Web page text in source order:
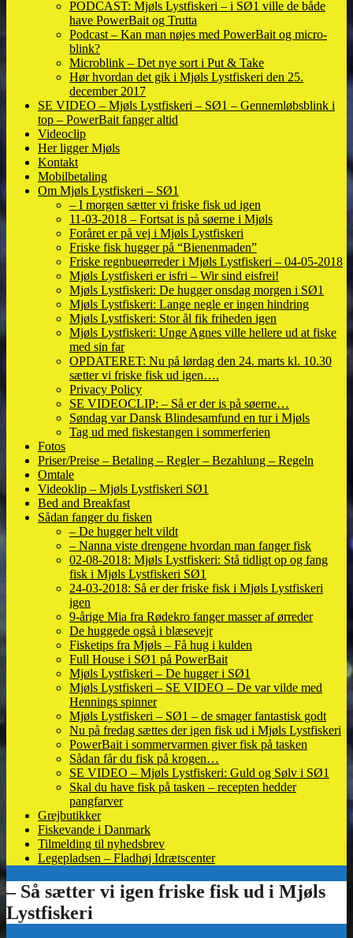
PODCAST: Mjøls Lystfiskeri – i SØ1 ville de både
have PowerBait og Trutta
Podcast – Kan man nøjes med PowerBait og micro-
blink?
Microblink – Det nye sort i Put & Take
Hør hvordan det gik i Mjøls Lystfiskeri den 25.
december 2017
SE VIDEO – Mjøls Lystfiskeri – SØ1 – Gennemløbsblink i
top – PowerBait fanger altid
Videoclip
Her ligger Mjøls
Kontakt
Mobilbetaling
Om Mjøls Lystfiskeri – SØ1
– I morgen sætter vi friske fisk ud igen
11-03-2018 – Fortsat is på søerne i Mjøls
Foråret er på vej i Mjøls Lystfiskeri
Friske fisk hugger på “Bienenmaden”
Friske regnbueørreder i Mjøls Lystfiskeri – 04-05-2018
Mjøls Lystfiskeri er isfri – Wir sind eisfrei!
Mjøls Lystfiskeri: De hugger onsdag morgen i SØ1
Mjøls Lystfiskeri: Lange negle er ingen hindring
Mjøls Lystfiskeri: Stor ål fik friheden igen
Mjøls Lystfiskeri: Unge Agnes ville hellere ud at fiske
med sin far
OPDATERET: Nu på lørdag den 24. marts kl. 10.30
sætter vi friske fisk ud igen….
Privacy Policy
SE VIDEOCLIP: – Så er der is på søerne…
Søndag var Dansk Blindesamfund en tur i Mjøls
Tag ud med fiskestangen i sommerferien
Fotos
Priser/Preise – Betaling – Regler – Bezahlung – Regeln
Omtale
Videoklip – Mjøls Lystfiskeri SØ1
Bed and Breakfast
Sådan fanger du fisken
– De hugger helt vildt
– Nanna viste drengene hvordan man fanger fisk
02-08-2018: Mjøls Lystfiskeri: Stå tidligt op og fang
fisk i Mjøls Lystfiskeri SØ1
24-03-2018: Så er der friske fisk i Mjøls Lystfiskeri
igen
9-årige Mia fra Rødekro fanger masser af ørreder
De huggede også i blæsevejr
Fisketips fra Mjøls – Få hug i kulden
Full House i SØ1 på PowerBait
Mjøls Lystfiskeri – De hugger i SØ1
Mjøls Lystfiskeri – SE VIDEO – De var vilde med
Hennings spinner
Mjøls Lystfiskeri – SØ1 – de smager fantastisk godt
Nu på fredag sættes der igen fisk ud i Mjøls Lystfiskeri
PowerBait i sommervarmen giver fisk på tasken
Sådan får du fisk på krogen…
SE VIDEO – Mjøls Lystfiskeri: Guld og Sølv i SØ1
Skal du have fisk på tasken – recepten hedder
pangfarver
Grejbutikker
Fiskevande i Danmark
Tilmelding til nyhedsbrev
Legepladsen – Fladhøj Idrætscenter